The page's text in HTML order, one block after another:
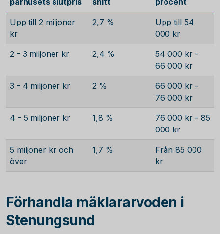
parhusets slutpris
snitt
procent
Upp till 2 miljoner
kr
2,7 %
Upp till 54
000 kr
2 - 3 miljoner kr 2,4 %
54 000 kr -
66 000 kr
3 - 4 miljoner kr 2 %
66 000 kr -
76 000 kr
4 - 5 miljoner kr 1,8 %
76 000 kr - 85
000 kr
5 miljoner kr och
över
1,7 %
Från 85 000
kr
Förhandla mäklararvoden i
Stenungsund